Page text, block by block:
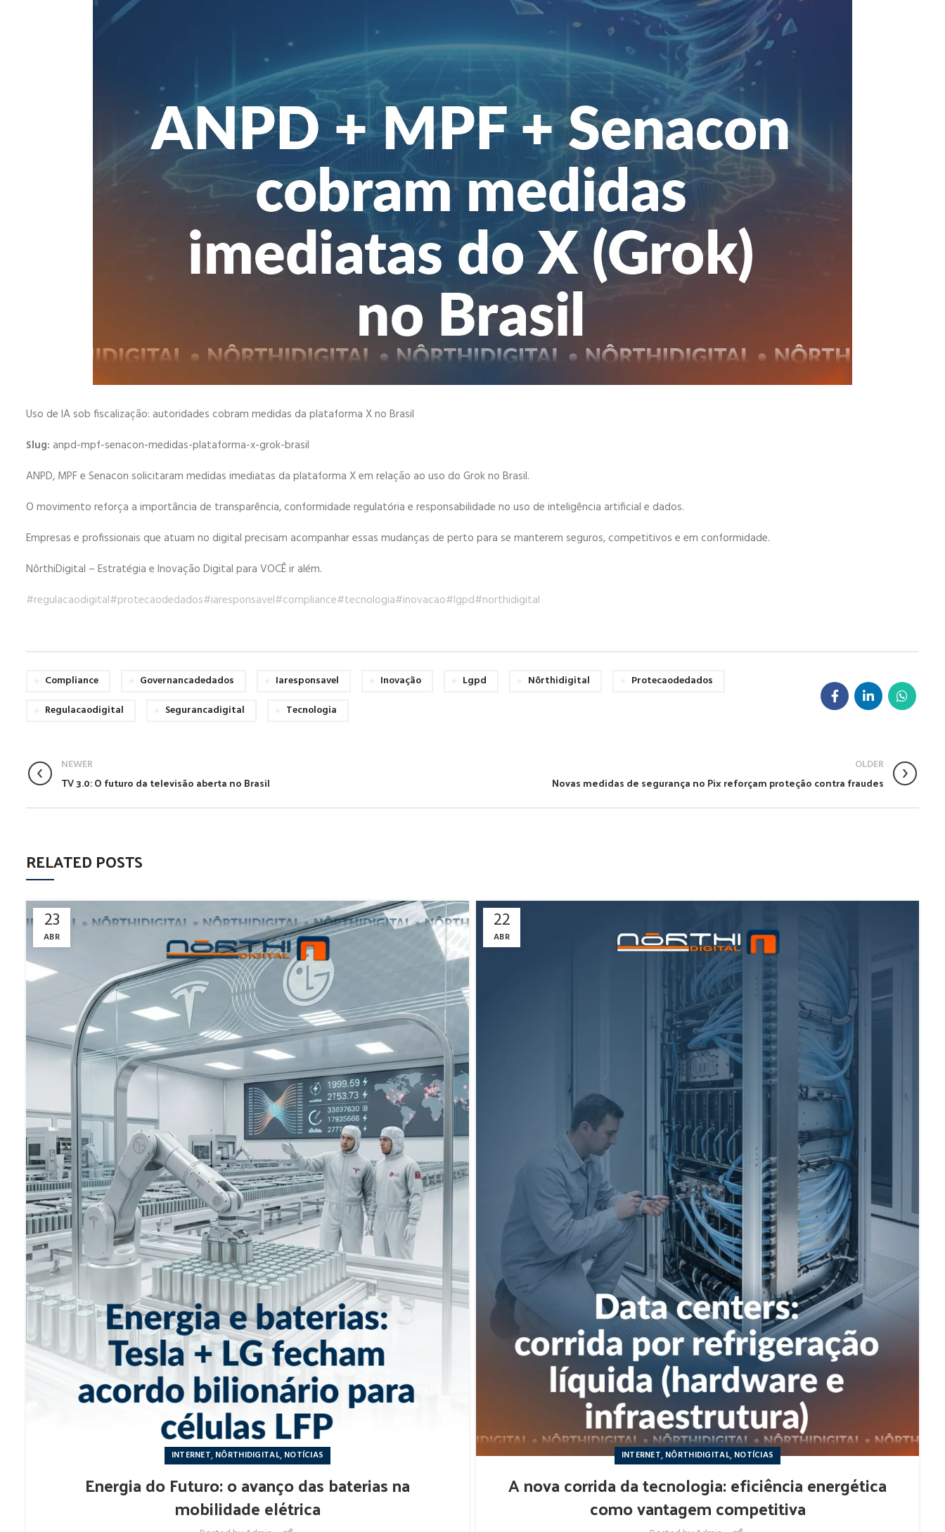
Uso de IA sob fiscalização: autoridades cobram medidas da plataforma X no Brasil
Slug: anpd-mpf-senacon-medidas-plataforma-x-grok-brasil
ANPD, MPF e Senacon solicitaram medidas imediatas da plataforma X em relação ao uso do Grok no Brasil.
O movimento reforça a importância de transparência, conformidade regulatória e responsabilidade no uso de inteligência artificial e dados.
Empresas e profissionais que atuam no digital precisam acompanhar essas mudanças de perto para se manterem seguros, competitivos e em conformidade.
NôrthiDigital – Estratégia e Inovação Digital para VOCÊ ir além.
#regulacaodigital#protecaodedados#iaresponsavel#compliance#tecnologia#inovacao#lgpd#northidigital
Compliance Governancadedados Iaresponsavel Inovação Lgpd Nôrthidigital
Protecaodedados
Regulacaodigital
Segurancadigital Tecnologia
NEWER
TV 3.0: O futuro da televisão aberta no Brasil
OLDER
Novas medidas de segurança no Pix reforçam proteção contra fraudes
RELATED POSTS
23
ABR
INTERNET, NÔRTHIDIGITAL, NOTÍCIAS
Energia do Futuro: o avanço das baterias na
mobilidade elétrica
22
ABR
INTERNET, NÔRTHIDIGITAL, NOTÍCIAS
A nova corrida da tecnologia: eficiência energética
como vantagem competitiva